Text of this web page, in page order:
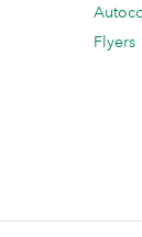
Flyers